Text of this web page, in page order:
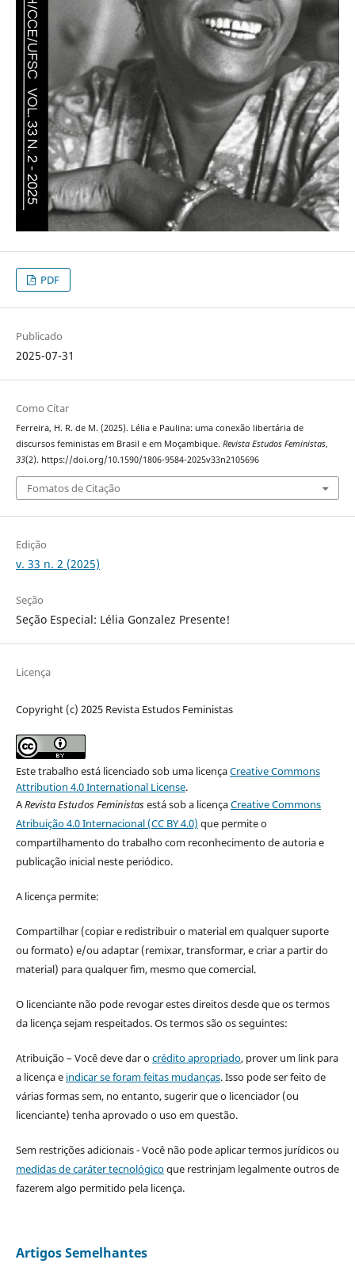
PDF
Publicado
2025-07-31
Como Citar
Ferreira, H. R. de M. (2025). Lélia e Paulina: uma conexão libertária de
discursos feministas em Brasil e em Moçambique. Revista Estudos Feministas,
33(2). https://doi.org/10.1590/1806-9584-2025v33n2105696
Fomatos de Citação
Edição
v. 33 n. 2 (2025)
Seção
Seção Especial: Lélia Gonzalez Presente!
Licença
Copyright (c) 2025 Revista Estudos Feministas
Este trabalho está licenciado sob uma licençaCreative Commons
Attribution 4.0 International License.
ARevista Estudos Feministasestá sob a licençaCreative Commons
Atribuição 4.0 Internacional (CC BY 4.0) que permite o
compartilhamento do trabalho com reconhecimento de autoria e
publicação inicial neste periódico.
A licença permite:
Compartilhar (copiar e redistribuir o material em qualquer suporte
ou formato) e/ou adaptar (remixar, transformar, e criar a partir do
material) para qualquer fim, mesmo que comercial.
O licenciante não pode revogar estes direitos desde que os termos
da licença sejam respeitados. Os termos são os seguintes:
Atribuição – Você deve dar ocrédito apropriado, prover um link para
a licença e indicar se foram feitas mudanças. Isso pode ser feito de
várias formas sem, no entanto, sugerir que o licenciador (ou
licenciante) tenha aprovado o uso em questão.
Sem restrições adicionais - Você não pode aplicar termos jurídicos ou
medidas de caráter tecnológicoque restrinjam legalmente outros de
fazerem algo permitido pela licença.
Artigos Semelhantes